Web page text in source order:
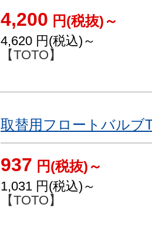
4,200 円(税抜)～
4,620 円(税込)～
【TOTO】
取替用フロートバルブ
937 円(税抜)～
1,031 円(税込)～
【TOTO】